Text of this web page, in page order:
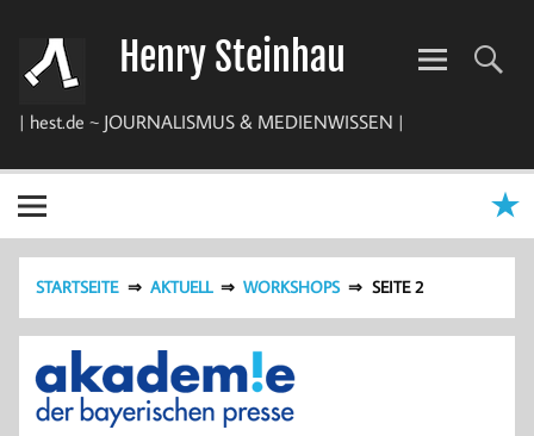
springen
Henry Steinhau
| hest.de ~ JOURNALISMUS & MEDIENWISSEN |
STARTSEITE AKTUELL WORKSHOPS SEITE 2